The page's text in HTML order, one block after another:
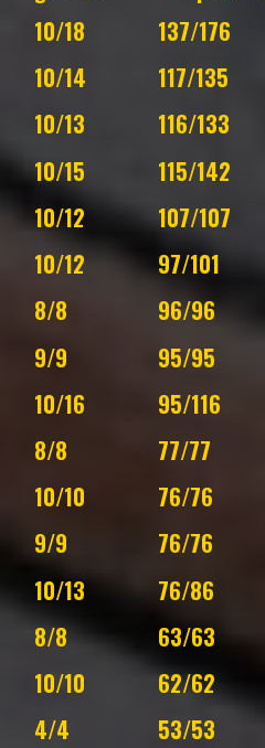
10/18
137/176
10/14
117/135
10/13
116/133
10/15
115/142
10/12
107/107
10/12
97/101
8/8
96/96
9/9
95/95
10/16
95/116
8/8
77/77
10/10
76/76
9/9
76/76
10/13
76/86
8/8
63/63
10/10
62/62
4/4
53/53